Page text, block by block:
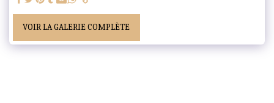
VOIR LA GALERIE COMPLÈTE